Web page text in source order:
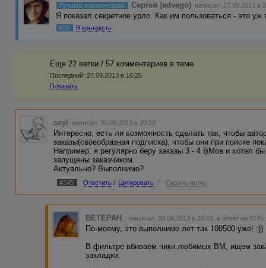
Лучший комментарий Сергей (advego) написал 27.09.2013 в
Я показал секретное урло. Как им пользоваться - это уж
#29 В контексте
Еще 22 ветки / 57 комментариев в темe
Последний: 27.09.2013 в 16:25
Показать
seyl написал 30.09.2013 в 20:12
Интересно, есть ли возможность сделать так, чтобы
заказы(своеобразная подписка), чтобы они при поиске
Например, я регулярно беру заказы 3 - 4 ВМов и хотел бы
запущены заказчиком.
Актуально? Выполнимо?
#145 Ответить / Цитировать / Скрыть ветку
BETEPAH_ написал 30.09.2013 в 20:51 в ответ на #145
По-моему, это выполнимо лет так 100500 уже! :))
В фильтре вбиваем ники любимых ВМ, ищем
закладки.